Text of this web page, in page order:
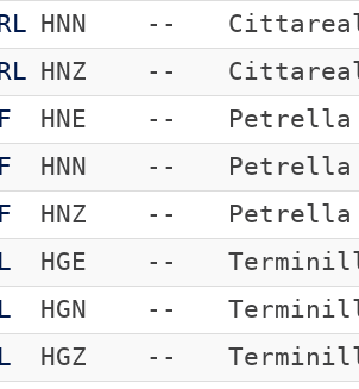
HNN --
HNZ --
HNE --
HNN --
HNZ --
HGE --
HGN --
HGZ --